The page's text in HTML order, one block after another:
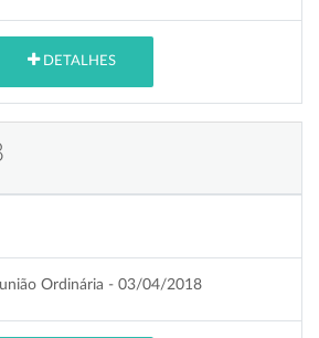
DETALHES
Ordinária - 03/04/2018